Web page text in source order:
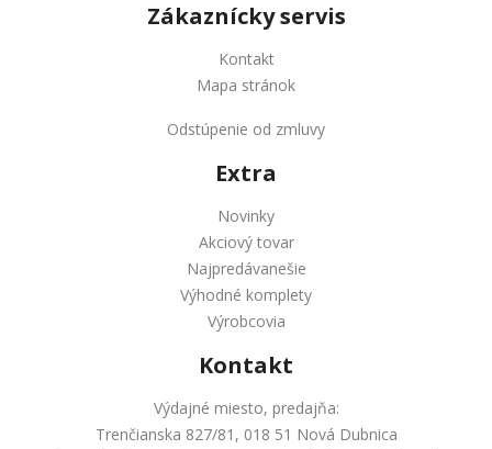
Zákaznícky servis
Kontakt
Mapa stránok
Odstúpenie od zmluvy
Extra
Novinky
Akciový tovar
Najpredávanešie
Výhodné komplety
Výrobcovia
Kontakt
Výdajné miesto, predajňa:
Trenčianska 827/81, 018 51 Nová Dubnica